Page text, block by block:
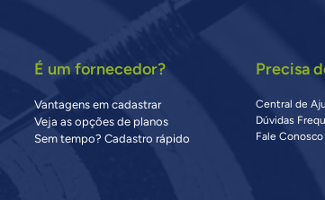
É um fornecedor?
Vantagens em cadastrar
Veja as opções de planos
Sem tempo? Cadastro rápido
Precisa
Central de
Dúvidas
Fale Conosco